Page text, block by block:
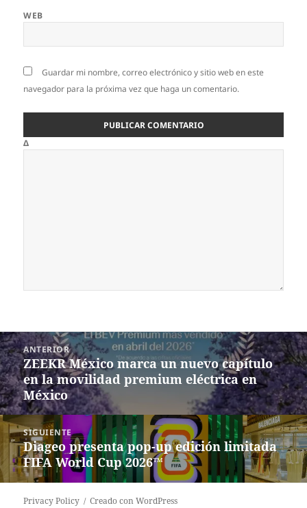
WEB
Guardar mi nombre, correo electrónico y sitio web en este
navegador para la próxima vez que haga un comentario.
Δ
Navegación
de
entradas
ANTERIOR
Entrada
anterior:
ZEEKR México marca un nuevo capítulo
en la movilidad premium eléctrica en
México
SIGUIENTE
Siguiente
entrada:
Diageo presenta pop-up edición limitada
FIFA World Cup 2026™
Privacy Policy Creado con WordPress